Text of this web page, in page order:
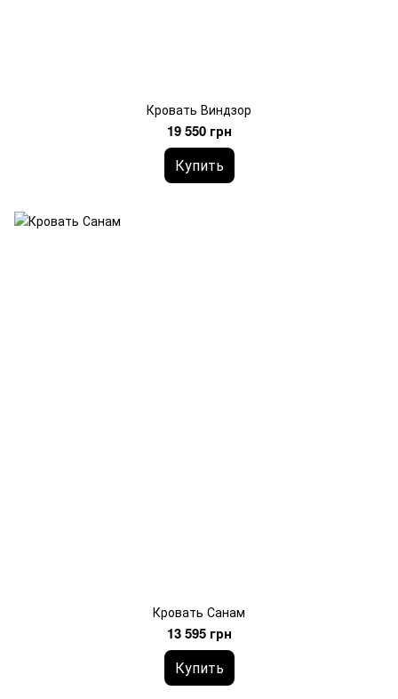
Кровать Виндзор
19 550 грн
Купить
Кровать Санам
13 595 грн
Купить